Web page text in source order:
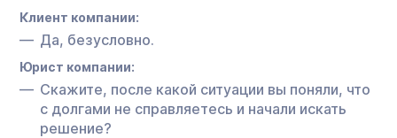
Клиент компании:
Да, безусловно.
Юрист компании:
Скажите, после какой ситуации вы поняли, что
с долгами не справляетесь и начали искать
решение?